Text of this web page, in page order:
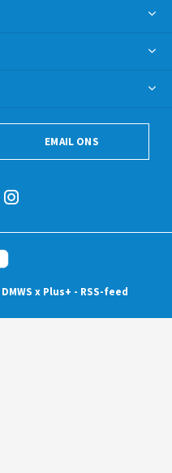
EMAIL ONS
DMWS x Plus+ - RSS-feed